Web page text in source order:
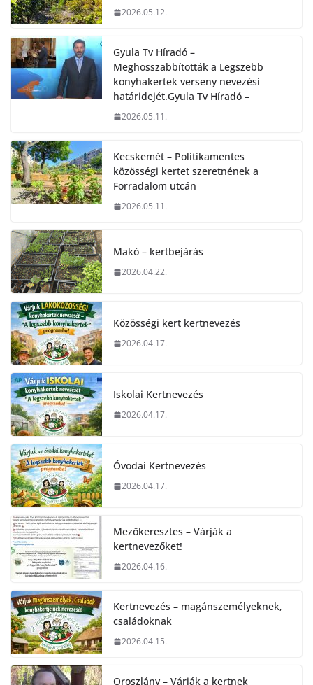
2026.05.12.
Gyula Tv Híradó –
Meghosszabbították a Legszebb
konyhakertek verseny nevezési
határidejét.Gyula Tv Híradó –
2026.05.11.
Kecskemét – Politikamentes
közösségi kertet szeretnének a
Forradalom utcán
2026.05.11.
Makó – kertbejárás
2026.04.22.
Közösségi kert kertnevezés
2026.04.17.
Iskolai Kertnevezés
2026.04.17.
Óvodai Kertnevezés
2026.04.17.
Mezőkeresztes – Várják a
kertnevezőket!
2026.04.16.
Kertnevezés – magánszemélyeknek,
családoknak
2026.04.15.
Oroszlány – Várják a kertnek